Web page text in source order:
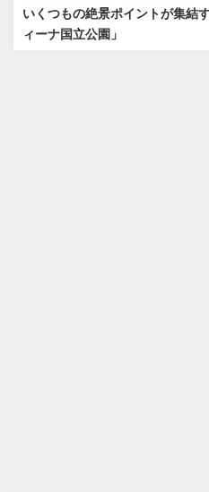
いくつもの絶景ポイントが集結
ィーナ国立公園」